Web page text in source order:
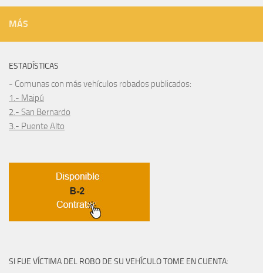
MÁS
ESTADÍSTICAS
- Comunas con más vehículos robados publicados:
1.- Maipú
2.- San Bernardo
3.- Puente Alto
SI FUE VÍCTIMA DEL ROBO DE SU VEHÍCULO TOME EN CUENTA: